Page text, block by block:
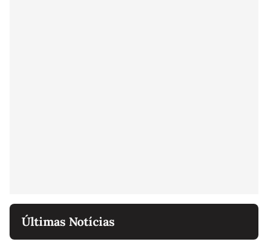
Últimas Notícias